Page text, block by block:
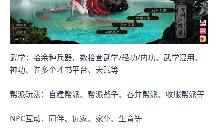
武学：拾余种兵器，数拾套武学/轻功/内功、武学混用、
神功、许多个才书平台、天赋等
帮派玩法：自建帮派、帮派战争、吞并帮派、收服帮派等
NPC互动：同伴、仇家、家仆、生育等